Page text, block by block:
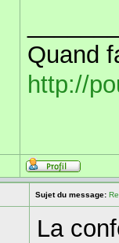
Quand
http://
Sujet du message:
La